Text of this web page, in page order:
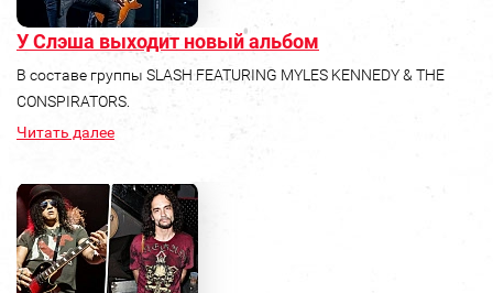
У Слэша выходит новый альбом
В составе группы SLASH FEATURING MYLES KENNEDY & THE
CONSPIRATORS.
Читать далее